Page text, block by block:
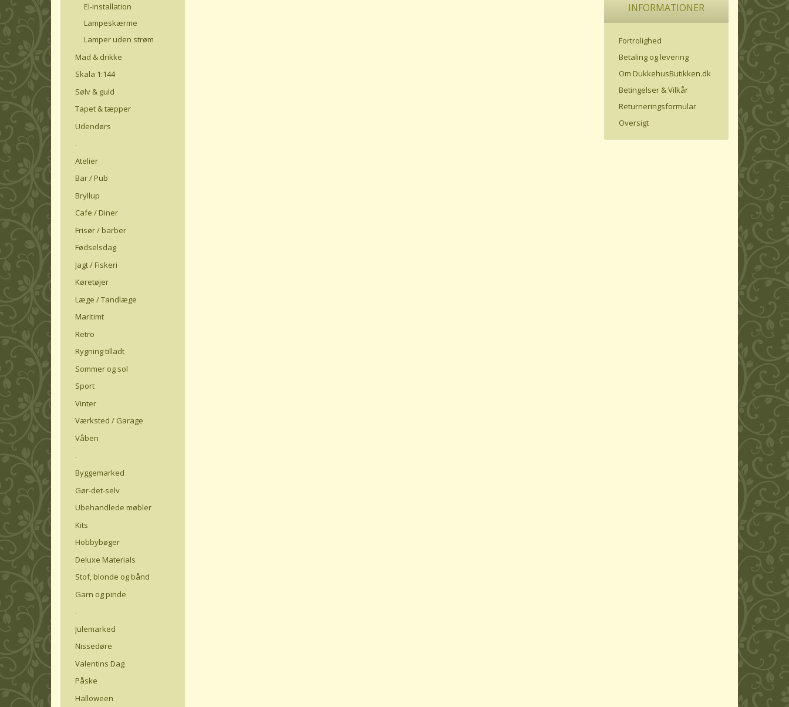
El-installation
Lampeskærme
Lamper uden strøm
Mad & drikke
Skala 1:144
Sølv & guld
Tapet & tæpper
Udendørs
.
Atelier
Bar / Pub
Bryllup
Cafe / Diner
Frisør / barber
Fødselsdag
Jagt / Fiskeri
Køretøjer
Læge / Tandlæge
Maritimt
Retro
Rygning tilladt
Sommer og sol
Sport
Vinter
Værksted / Garage
Våben
.
Byggemarked
Gør-det-selv
Ubehandlede møbler
Kits
Hobbybøger
Deluxe Materials
Stof, blonde og bånd
Garn og pinde
.
Julemarked
Nissedøre
Valentins Dag
Påske
Halloween
INFORMATIONER
Fortrolighed
Betaling og levering
Om DukkehusButikken.dk
Betingelser & Vilkår
Returneringsformular
Oversigt